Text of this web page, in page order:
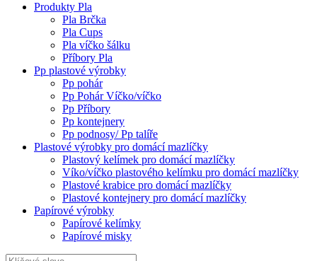
Produkty Pla
Pla Brčka
Pla Cups
Pla víčko šálku
Příbory Pla
Pp plastové výrobky
Pp pohár
Pp Pohár Víčko/víčko
Pp Příbory
Pp kontejnery
Pp podnosy/ Pp talíře
Plastové výrobky pro domácí mazlíčky
Plastový kelímek pro domácí mazlíčky
Víko/víčko plastového kelímku pro domácí mazlíčky
Plastové krabice pro domácí mazlíčky
Plastové kontejnery pro domácí mazlíčky
Papírové výrobky
Papírové kelímky
Papírové misky